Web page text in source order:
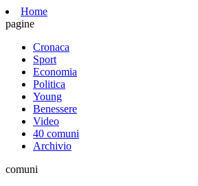
Home
pagine
Cronaca
Sport
Economia
Politica
Young
Benessere
Video
40 comuni
Archivio
comuni